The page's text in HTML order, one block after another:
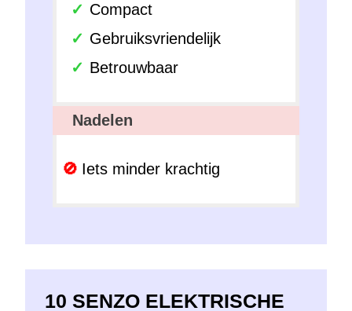
Compact
Gebruiksvriendelijk
Betrouwbaar
Nadelen
Iets minder krachtig
10 SENZO ELEKTRISCHE